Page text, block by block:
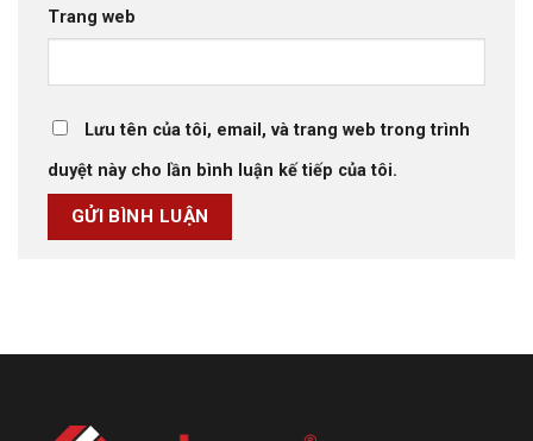
Trang web
Lưu tên của tôi, email, và trang web trong trình
duyệt này cho lần bình luận kế tiếp của tôi.